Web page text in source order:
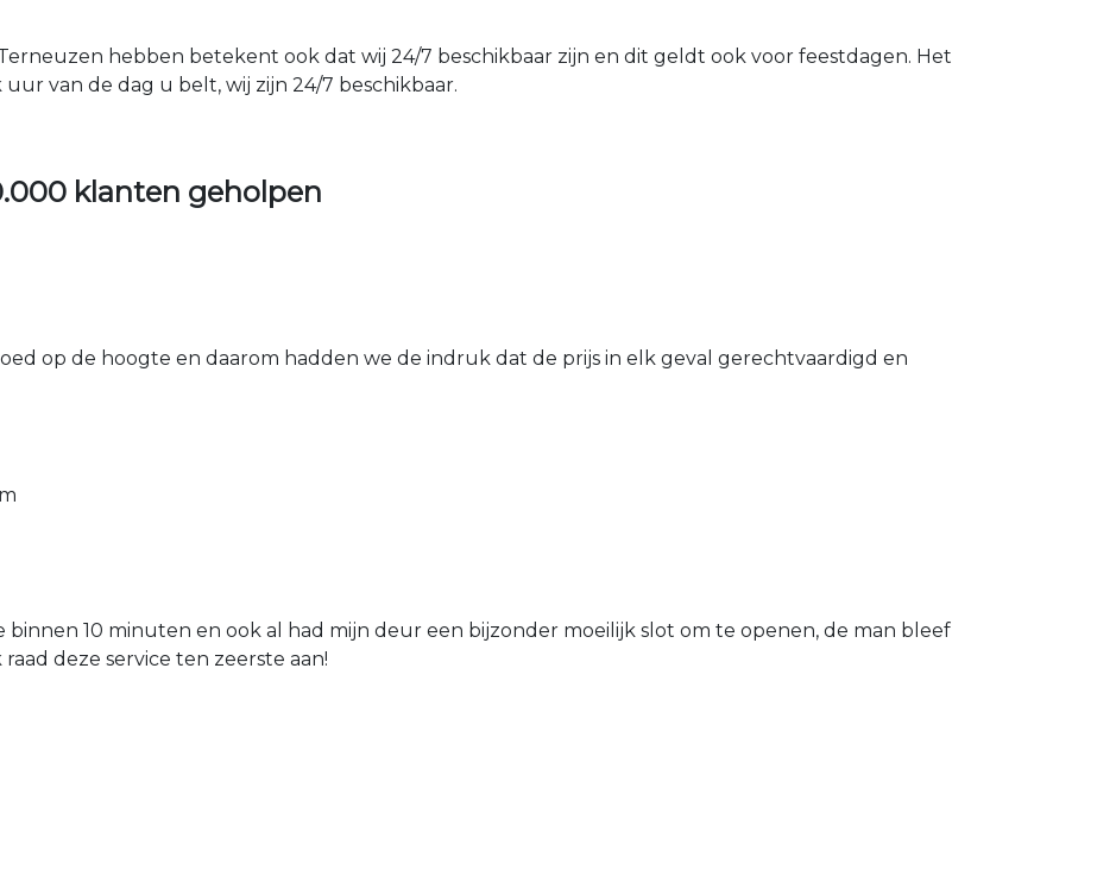
hebben betekent ook dat wij 24/7 beschikbaar zijn en dit geldt ook voor feestdagen. Het
van de dag u belt, wij zijn 24/7 beschikbaar.
klanten geholpen
op de hoogte en daarom hadden we de indruk dat de prijs in elk geval gerechtvaardigd en
binnen 10 minuten en ook al had mijn deur een bijzonder moeilijk slot om te openen, de man bleef
deze service ten zeerste aan!